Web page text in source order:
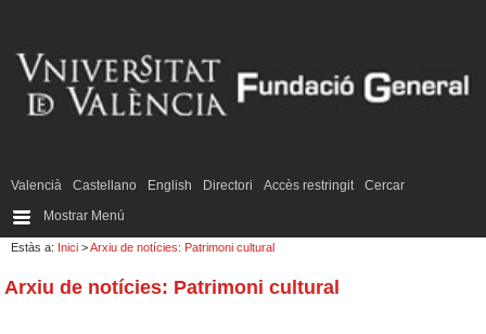
Valencià Castellano English Directori Accès restringit
Cercar
Mostrar Menú
Estàs a: Inici >Arxiu de notícies: Patrimoni cultural
Arxiu de notícies: Patrimoni cultural